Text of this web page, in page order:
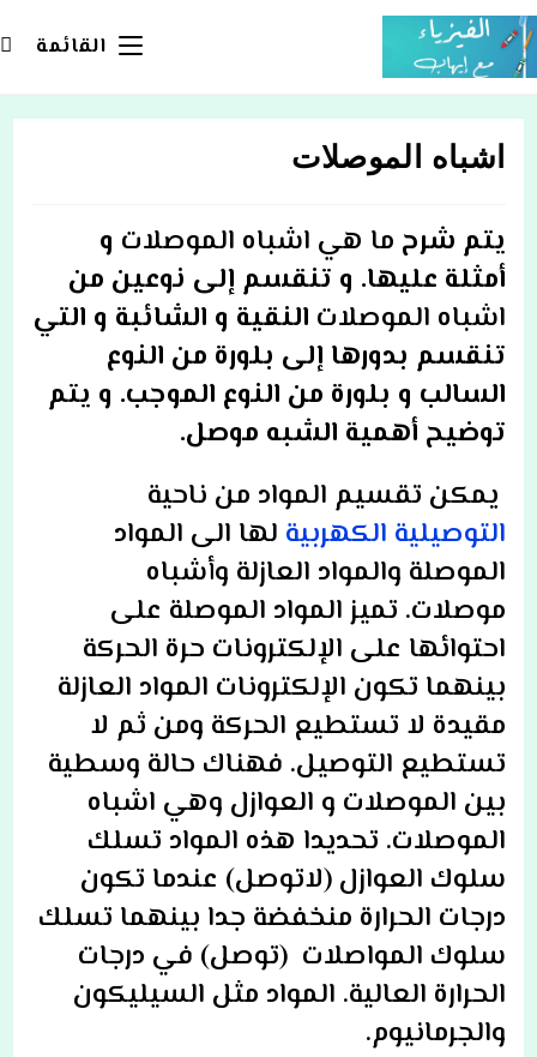
Skip
to
content
القائمة
اشباه الموصلات
يتم شرح ما هي اشباه الموصلات و
أمثلة عليها. و تنقسم إلى نوعين من
اشباه الموصلات النقية و الشائبة و التي
تنقسم بدورها إلى بلورة من النوع
السالب و بلورة من النوع الموجب. و يتم
توضيح أهمية الشبه موصل.
يمكن تقسيم المواد من ناحية
التوصيلية الكهربية لها الى المواد
الموصلة والمواد العازلة وأشباه
موصلات. تميز المواد الموصلة على
احتوائها على الإلكترونات حرة الحركة
بينهما تكون الإلكترونات المواد العازلة
مقيدة لا تستطيع الحركة ومن ثم لا
تستطيع التوصيل. فهناك حالة وسطية
بين الموصلات و العوازل وهي اشباه
الموصلات. تحديدا هذه المواد تسلك
سلوك العوازل (لاتوصل) عندما تكون
درجات الحرارة منخفضة جدا بينهما تسلك
سلوك المواصلات (توصل) في درجات
الحرارة العالية. المواد مثل السيليكون
والجرمانيوم.